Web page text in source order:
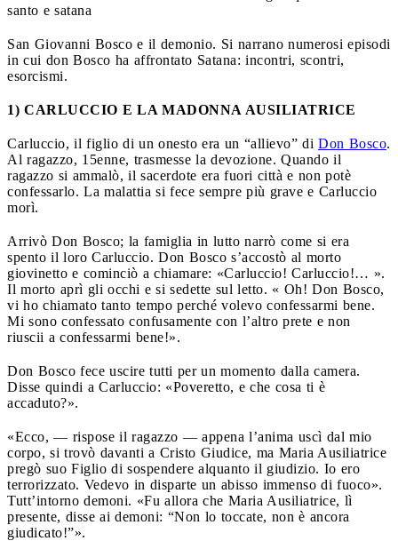
santo e satana
San Giovanni Bosco e il demonio. Si narrano numerosi episodi
in cui don Bosco ha affrontato Satana: incontri, scontri,
esorcismi.
1) CARLUCCIO E LA MADONNA AUSILIATRICE
Carluccio, il figlio di un onesto era un “allievo” di Don Bosco.
Al ragazzo, 15enne, trasmesse la devozione. Quando il
ragazzo si ammalò, il sacerdote era fuori città e non potè
confessarlo. La malattia si fece sempre più grave e Carluccio
morì.
Arrivò Don Bosco; la famiglia in lutto narrò come si era
spento il loro Carluccio. Don Bosco s’accostò al morto
giovinetto e cominciò a chiamare: «Carluccio! Carluccio!… ».
Il morto aprì gli occhi e si sedette sul letto. « Oh! Don Bosco,
vi ho chiamato tanto tempo perché volevo confessarmi bene.
Mi sono confessato confusamente con l’altro prete e non
riuscii a confessarmi bene!».
Don Bosco fece uscire tutti per un momento dalla camera.
Disse quindi a Carluccio: «Poveretto, e che cosa ti è
accaduto?».
«Ecco, — rispose il ragazzo — appena l’anima uscì dal mio
corpo, si trovò davanti a Cristo Giudice, ma Maria Ausiliatrice
pregò suo Figlio di sospendere alquanto il giudizio. Io ero
terrorizzato. Vedevo in disparte un abisso immenso di fuoco».
Tutt’intorno demoni. «Fu allora che Maria Ausiliatrice, lì
presente, disse ai demoni: “Non lo toccate, non è ancora
giudicato!”».